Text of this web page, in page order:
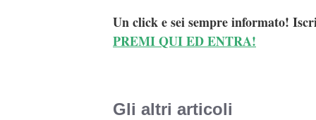
Un click e sei sempre informato!
PREMI QUI ED ENTRA!
Gli altri articoli